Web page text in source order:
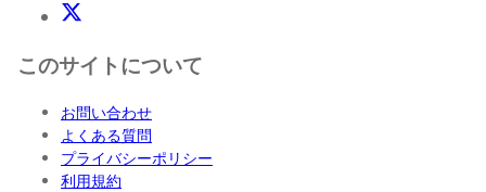
X(Twitter)
このサイトについて
お問い合わせ
よくある質問
プライバシーポリシー
利用規約